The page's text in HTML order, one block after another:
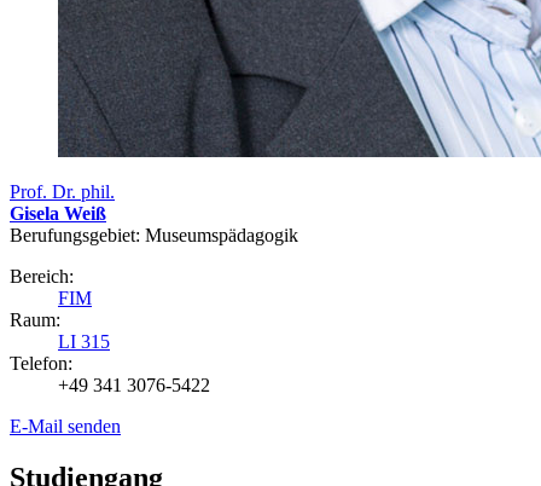
Prof. Dr. phil.
Gisela Weiß
Berufungsgebiet: Museumspädagogik
Bereich:
FIM
Raum:
LI 315
Telefon:
+49 341 3076-5422
E-Mail senden
Studiengang